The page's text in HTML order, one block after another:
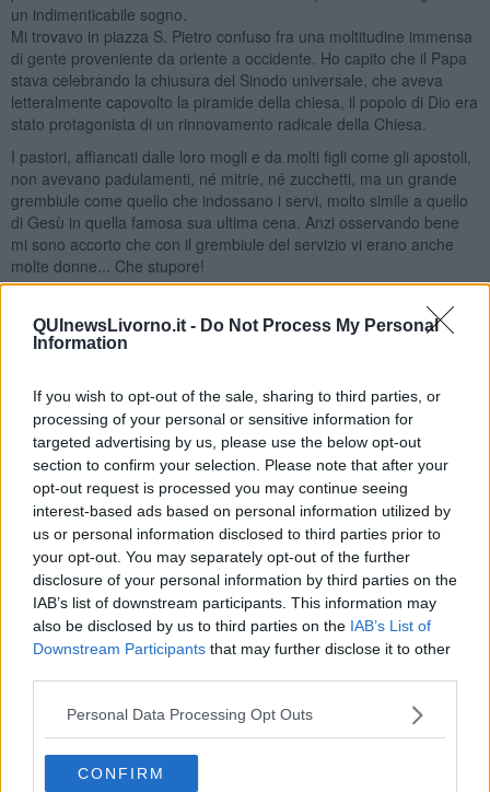
QUInewsLivorno.it - Do Not Process My Personal
Information
If you wish to opt-out of the sale, sharing to third parties, or
processing of your personal or sensitive information for
targeted advertising by us, please use the below opt-out
section to confirm your selection. Please note that after your
opt-out request is processed you may continue seeing
interest-based ads based on personal information utilized by
us or personal information disclosed to third parties prior to
your opt-out. You may separately opt-out of the further
disclosure of your personal information by third parties on the
IAB’s list of downstream participants. This information may
also be disclosed by us to third parties on the IAB’s List of
Downstream Participants that may further disclose it to other
Personal Data Processing Opt Outs
CONFIRM
un indimenticabile sogno.
Mi trovavo in piazza S. Pietro confuso fra una moltitudine immensa
di gente proveniente da oriente a occidente. Ho capito che il Papa
stava celebrando la chiusura del Sinodo universale, che aveva
letteralmente capovolto la piramide della chiesa, il popolo di Dio era
stato protagonista di un rinnovamento radicale della Chiesa.
I pastori, affiancati dalle loro mogli e da molti figli come gli apostoli,
non avevano padulamenti, né mitrie, né zucchetti, ma un grande
grembiule come quello che indossano i servi, molto simile a quello
di Gesù in quella famosa sua ultima cena. Anzi osservando bene
mi sono accorto che con il grembiule del servizio vi erano anche
molte donne... Che stupore!
rassomigliante a Francesco, dava inizio al rinnovato rituale per la
creazione dei nuovi cardinali, fra i quali anche alcune donne.
La piazza esterrefatta urlava : “ Non fate come i principi di questo
mondo”. Mentre dalle solenni sacrestie di S. Pietro, con fare umile,
avanzavano i nuovi cardinali battendosi il petto. Erano vestiti non
più da principesse rinascimentali con tanto di trine e calze rosse,
ma indossavano un saio di Juta ed erano scalzi.
Uno dopo l'altro si avvicinavano al successore del pescatore di
Galilea, che aveva un cilicio sulla carne. Un cerimoniere, suppongo,
vestito da operaio porgeva al fratello Papa un secchio di cenere.
Con fare grave il Vescovo di Roma che indossava un grembiule più
grande di tutti, al posto dell'anello d’oro poneva abbondante cenere
avete compiuto nella storia fino ad oggi”
Una donna dall’alto di S. Pietro enunciava tutti i crimini dal
medioevo al rinascimento e vai vai fino ai nostri giorni. Il popolo